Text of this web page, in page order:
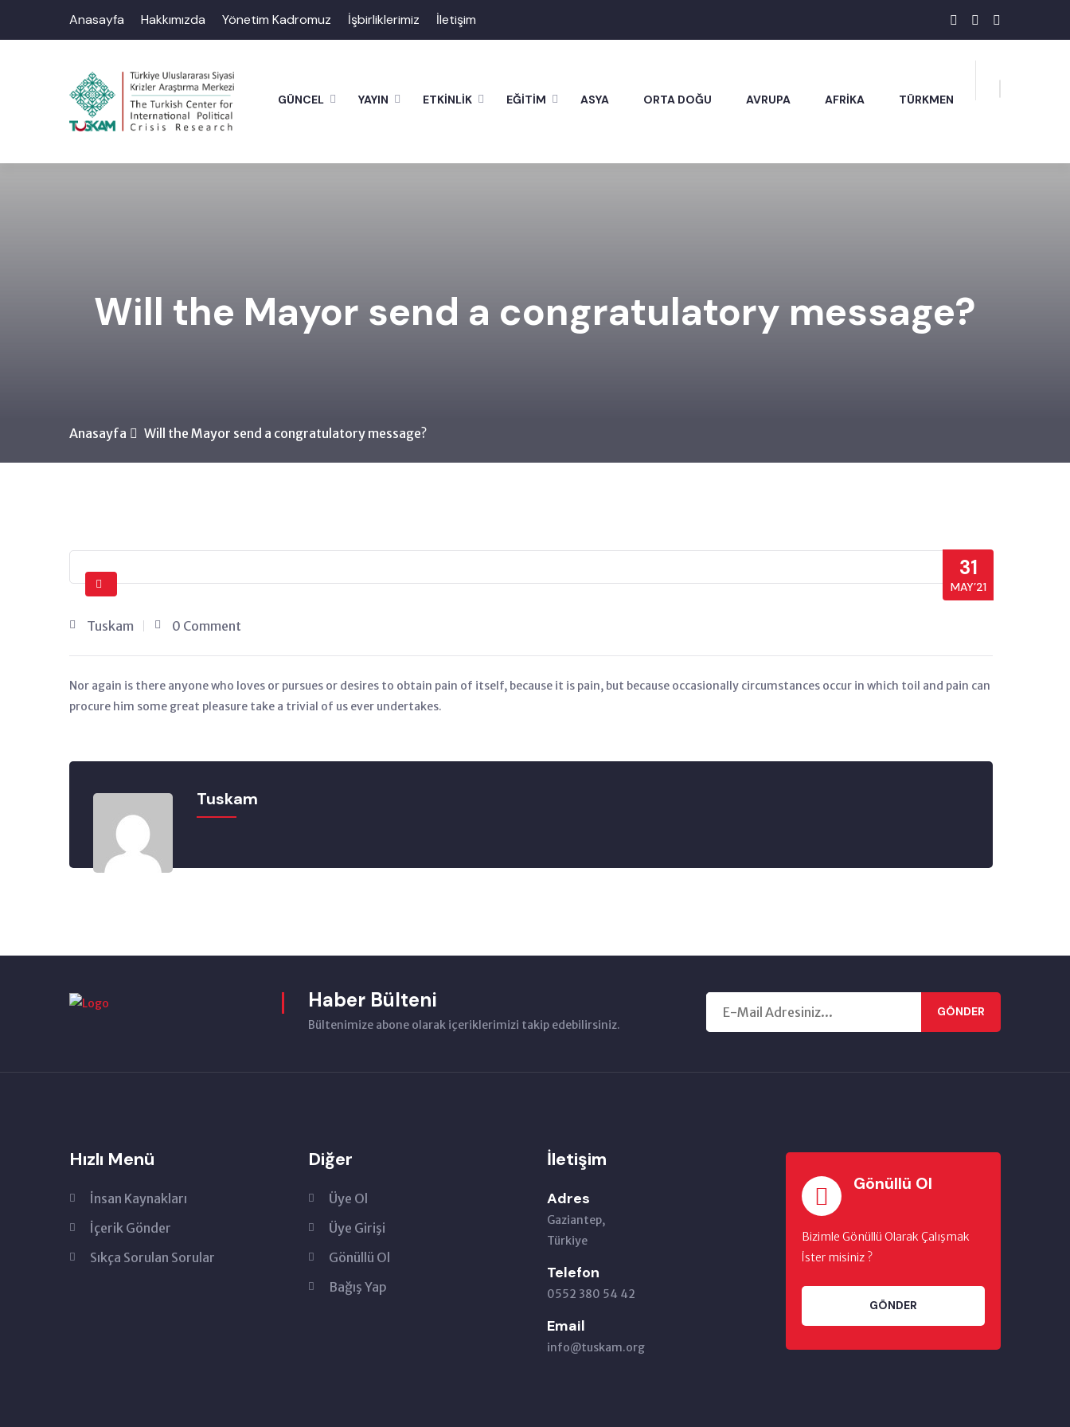
Anasayfa Hakkımızda Yönetim Kadromuz İşbirliklerimiz İletişim
GÜNCEL YAYIN ETKİNLİK EĞİTİM ASYA ORTA DOĞU AVRUPA AFRİKA TÜRKMEN
Will the Mayor send a congratulatory message?
Anasayfa Will the Mayor send a congratulatory message?
31
MAY’21
Tuskam 0 Comment
Nor again is there anyone who loves or pursues or desires to obtain pain of itself, because it is pain, but because occasionally circumstances occur in which toil and pain can
procure him some great pleasure take a trivial of us ever undertakes.
Tuskam
Haber Bülteni
Bültenimize abone olarak içeriklerimizi takip edebilirsiniz.
GÖNDER
Hızlı Menü
İnsan Kaynakları
İçerik Gönder
Sıkça Sorulan Sorular
Diğer
Üye Ol
Üye Girişi
Gönüllü Ol
Bağış Yap
İletişim
Adres
Gaziantep,
Türkiye
Telefon
0552 380 54 42
Email
info@tuskam.org
Gönüllü Ol
Bizimle Gönüllü Olarak Çalışmak
İster misiniz ?
GÖNDER